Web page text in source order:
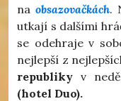
naobsazovačkách.
utkají s dalšími
se odehraje v
nejlepší z
republiky v
(hotel Duo).